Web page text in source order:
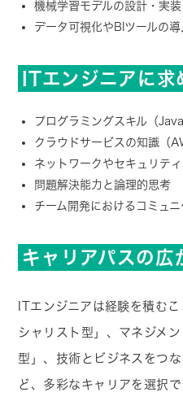
機械学習モデルの設計・実装
データ可視化やBIツールの導
ITエンジニアに求
プログラミングスキル（
クラウドサービスの知識（
ネットワークやセキュリテ
問題解決能力と論理的思考
チーム開発におけるコミュ
キャリアパスの広
ITエンジニアは経験を積む
シャリスト型」、マネジメ
型」、技術とビジネスをつ
ど、多彩なキャリアを選択で